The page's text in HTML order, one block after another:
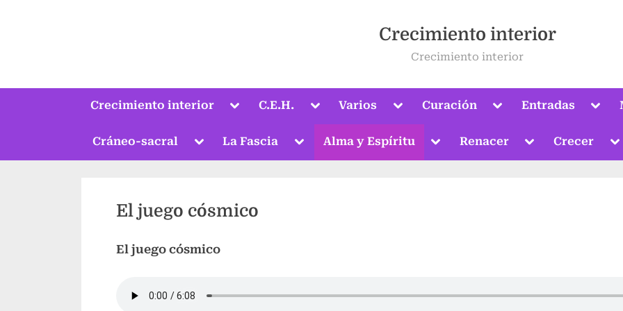
Crecimiento interior
Crecimiento interior
Crecimiento interior
Alternar
C.E.H.
Alternar
Alternar
submenú
Alternar
Varios
AlternarCuración
AlternarEntradas
Cráneo-sacral
AlternarLa Fascia
AlternarAlma y Espíritu
AlternarRenacer
Alternar
Crecer
El juego cósmico
El juego cósmico